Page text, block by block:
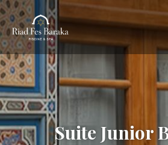
Suite Junior